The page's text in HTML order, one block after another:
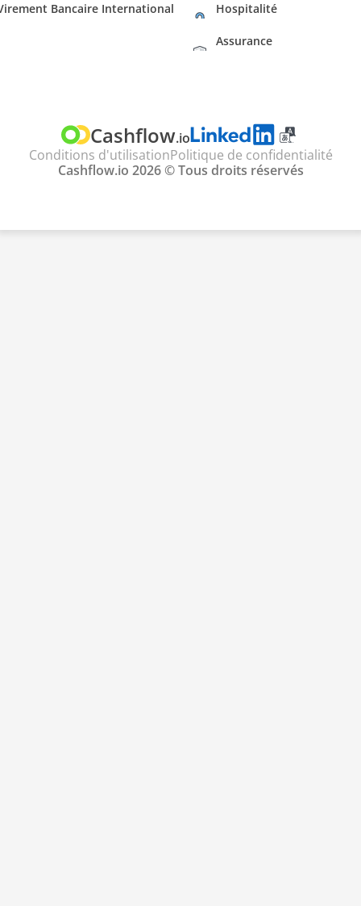
Bancaire International Hospitalité
Assurance
Cashflow.io
TRADUIRE
Select Language
Conditions d'utilisationPolitique de confidentialité
Cashflow.io 2026 © Tous droits réservés